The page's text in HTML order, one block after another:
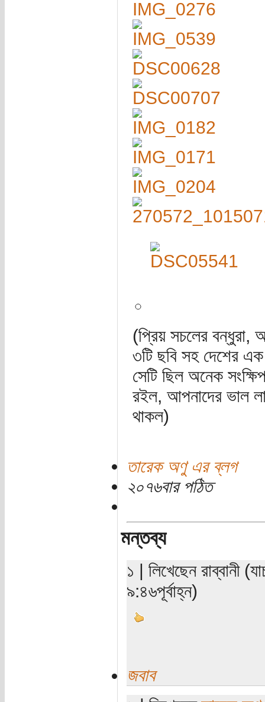
(প্রিয় সচলের বন্ধুরা,
৩টি ছবি সহ দেশের
সেটি ছিল অনেক
রইল, আপনাদের ভাল
থাকল)
তারেক অণু এর ব্লগ
২০৭৬বার পঠিত
মন্তব্য
১ | লিখেছেন রাব্বানী
৯:৪৬পূর্বাহ্ন)
জবাব